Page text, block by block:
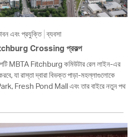
এবং প্রযুক্তি ব্যবসা
Crossing প্রকল্প
MBTA Fitchburg কমিউটার রেল লাইন-এর
যা রাস্তা দ্বারা বিভক্ত পাড়া-মহল্লাগুলোকে
Fresh Pond Mall এবং তার বাইরে নতুন পথ